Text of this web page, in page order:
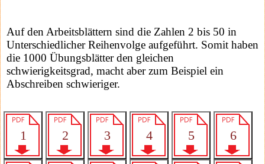
Auf den Arbeitsblättern sind die Zahlen 2 bis 50 in
Unterschiedlicher Reihenvolge aufgeführt. Somit haben
die 1000 Übungsblätter den gleichen
schwierigkeitsgrad, macht aber zum Beispiel ein
Abschreiben schwieriger.